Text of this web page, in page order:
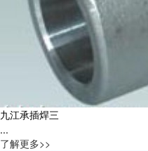
九江承插焊三
...
了解更多>>